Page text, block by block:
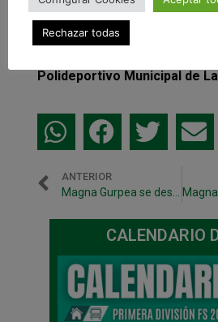
muy difícil puntuar.
La expedición saldrá de
Polideportivo Municipal de
ANTERIOR
CALENDARIO
Rechazar todas